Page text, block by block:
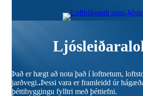
Það er hægt að nota það í loftnetum,
jarðvegi..Þessi vara er framleidd úr
þéttibyggingu fylltri með þéttiefni.